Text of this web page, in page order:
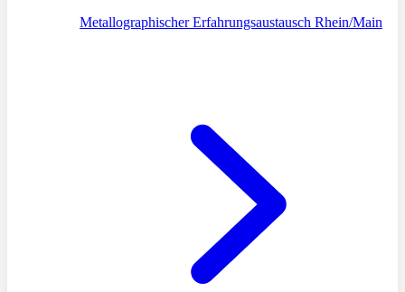
Metallographischer Erfahrungsaustausch Rhein/Main